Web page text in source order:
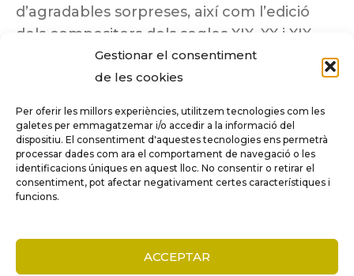
Gestionar el consentiment
de les cookies
Per oferir les millors experiències, utilitzem tecnologies com les
galetes per emmagatzemar i/o accedir a la informació del
dispositiu. El consentiment d'aquestes tecnologies ens permetrà
processar dades com ara el comportament de navegació o les
identificacions úniques en aquest lloc. No consentir o retirar el
consentiment, pot afectar negativament certes característiques i
funcions.
ACCEPTAR
d’agradables sorpreses, així com l’edició
dels compositors dels segles XIX, XX i XIX
insuficientment coneguts.
Tots els drets reservats a ©Columna
Música.
COMPARE (0)